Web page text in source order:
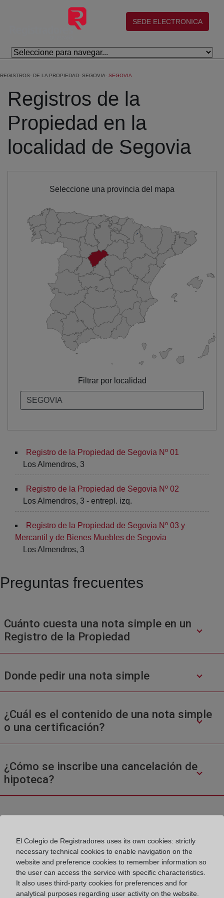
Skip to Main Content
(abre en nueva ventana)
SEDE ELECTRONICA
REGISTROS DE LA PROPIEDAD SEGOVIA SEGOVIA
Registros de la
Propiedad en la
localidad de Segovia
Seleccione una provincia del mapa
Filtrar por localidad
Registro de la Propiedad de Segovia Nº 01
Los Almendros, 3
Registro de la Propiedad de Segovia Nº 02
Los Almendros, 3 - entrepl. izq.
Registro de la Propiedad de Segovia Nº 03 y
Mercantil y de Bienes Muebles de Segovia
Los Almendros, 3
Preguntas frecuentes
Cuánto cuesta una nota simple en un
Registro de la Propiedad
Donde pedir una nota simple
¿Cuál es el contenido de una nota simple
o una certificación?
¿Cómo se inscribe una cancelación de
hipoteca?
Colegio de Registradores
Príncipe de Vergara 70. 28006 Madrid
El Colegio de Registradores uses its own cookies: strictly
necessary technical cookies to enable navigation on the
website and preference cookies to remember information so
the user can access the service with specific characteristics.
It also uses third-party cookies for preferences and for
analytical purposes regarding user activity on the website.